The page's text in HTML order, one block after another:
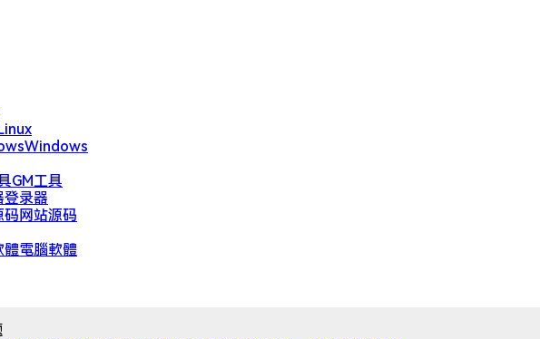
Windows
GM工具
登录器
网站源码
電腦軟體